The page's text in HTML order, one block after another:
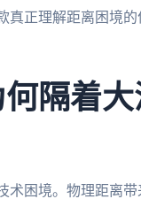
正理解距离困境的
隔着
术困境。物理距离